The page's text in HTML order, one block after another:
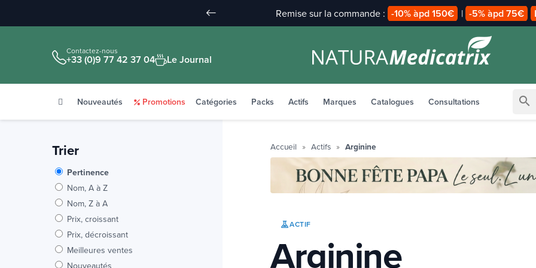
Payez en 2x 3x avec alma
Contactez-nous
+33 (0)9 77 42 37 04 Le Journal
Nouveautés Promotions Catégories Packs Actifs Marques Catalogues Consultations search
Trier
Pertinence
Nom, A à Z
Nom, Z à A
Prix, croissant
Prix, décroissant
Meilleures ventes
Nouveautés
Accueil Actifs Arginine
ACTIF
Arginine